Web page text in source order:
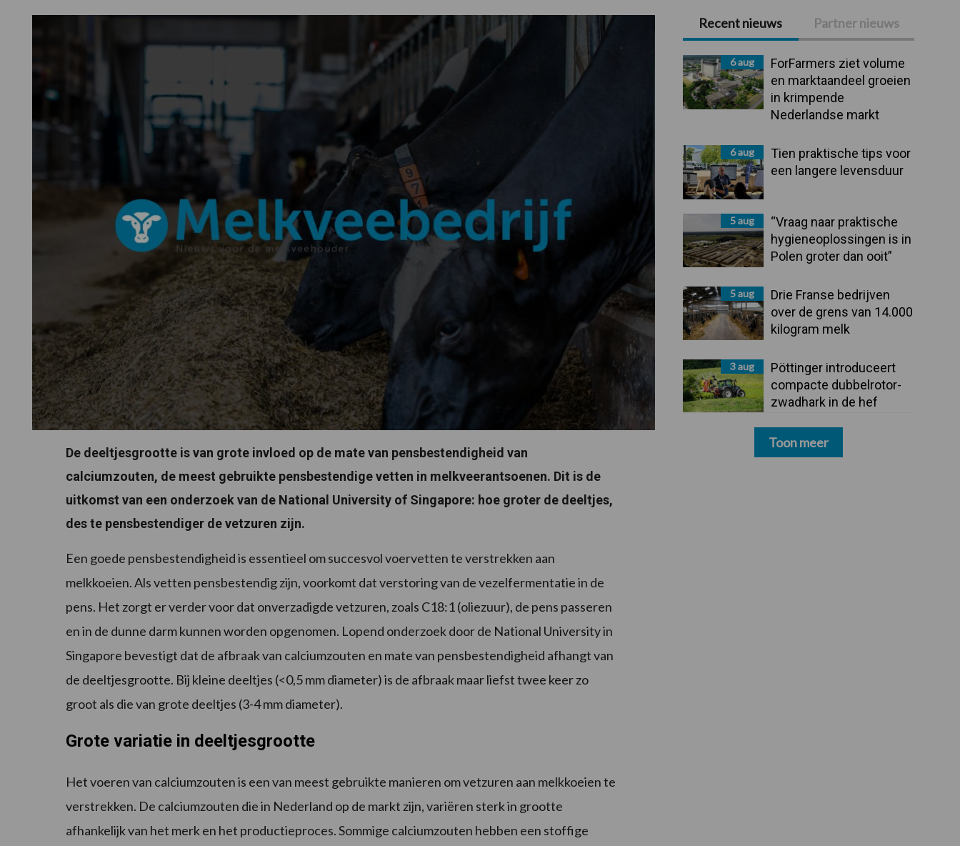
De deeltjesgrootte is van grote invloed op de mate van pensbestendigheid van
calciumzouten, de meest gebruikte pensbestendige vetten in melkveerantsoenen. Dit is de
uitkomst van een onderzoek van de National University of Singapore: hoe groter de deeltjes,
des te pensbestendiger de vetzuren zijn.
Een goede pensbestendigheid is essentieel om succesvol voervetten te verstrekken aan
melkkoeien. Als vetten pensbestendig zijn, voorkomt dat verstoring van de vezelfermentatie in de
pens. Het zorgt er verder voor dat onverzadigde vetzuren, zoals C18:1 (oliezuur), de pens passeren
en in de dunne darm kunnen worden opgenomen. Lopend onderzoek door de National University in
Singapore bevestigt dat de afbraak van calciumzouten en mate van pensbestendigheid afhangt van
de deeltjesgrootte. Bij kleine deeltjes (<0,5 mm diameter) is de afbraak maar liefst twee keer zo
groot als die van grote deeltjes (3-4 mm diameter).
Grote variatie in deeltjesgrootte
Het voeren van calciumzouten is een van meest gebruikte manieren om vetzuren aan melkkoeien te
verstrekken. De calciumzouten die in Nederland op de markt zijn, variëren sterk in grootte
afhankelijk van het merk en het productieproces. Sommige calciumzouten hebben een stoffige
Primaire
Sidebar
Recent nieuws Partner nieuws
6 aug
ForFarmers ziet volume
en marktaandeel groeien
in krimpende
Nederlandse markt
6 aug
Tien praktische tips voor
een langere levensduur
5 aug
“Vraag naar praktische
hygieneoplossingen is in
Polen groter dan ooit”
5 aug
Drie Franse bedrijven
over de grens van 14.000
kilogram melk
3 aug
Pöttinger introduceert
compacte dubbelrotor-
zwadhark in de hef
Toon meer